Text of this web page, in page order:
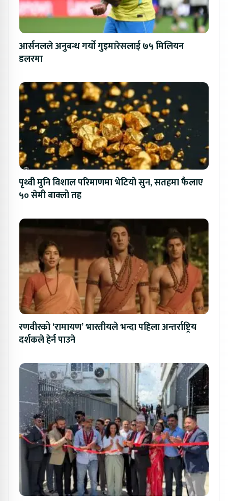
आर्सनलले अनुबन्ध गर्यो गुइमारेसलाई ७५ मिलियन
डलरमा
पृथ्वी मुनि विशाल परिमाणमा भेटियो सुन, सतहमा फैलाए
५० सेमी बाक्लो तह
रणवीरको ‘रामायण’ भारतीयले भन्दा पहिला अन्तर्राष्ट्रिय
दर्शकले हेर्न पाउने